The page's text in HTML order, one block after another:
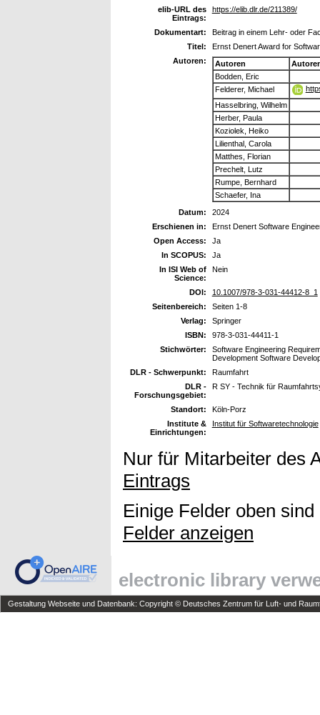
elib-URL des
Eintrags:
https://elib.dlr.de/211389/
Dokumentart:
Beitrag in einem Lehr- oder
Titel:
Ernst Denert Award for
Autoren:
Autoren
Bodden, Eric
Felderer, Michael
Hasselbring, Wilhelm
Herber, Paula
Koziolek, Heiko
Lilienthal, Carola
Matthes, Florian
Prechelt, Lutz
Rumpe, Bernhard
Schaefer, Ina
Datum:
2024
Erschienen in:
Ernst Denert Software
Open Access:
Ja
In SCOPUS:
Ja
In ISI Web of
Science:
Nein
DOI:
10.1007/978-3-031-44412-8_1
Seitenbereich:
Seiten 1-8
Verlag:
Springer
ISBN:
978-3-031-44411-1
Stichwörter:
Software Engineering
Development Software
DLR - Schwerpunkt:
Raumfahrt
DLR -
Forschungsgebiet:
R SY - Technik für
Standort:
Köln-Porz
Institute &
Einrichtungen:
Institut für Softwaretechnologie
Nur für Mitarbeiter des
Eintrags
Einige Felder oben
Felder anzeigen
electronic library
Gestaltung Webseite und Datenbank: Copyright © Deutsches Zentrum für Luft- und